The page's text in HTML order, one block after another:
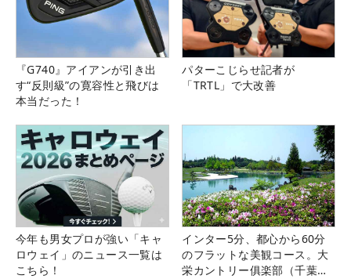
『G740』アイアンが引き出
す“反則級”の寛容性と飛びは
本当だった！
パターこじらせ記者が
「TRTL」で大改善
今年も男女プロが強い「キャ
ロウェイ」のニュース一覧は
こちら！
インター5分、都心から60分
のフラットな美観コース。大
栄カントリー俱楽部（千葉